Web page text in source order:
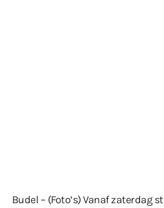
Budel – (Foto’s) Vanaf zaterdag